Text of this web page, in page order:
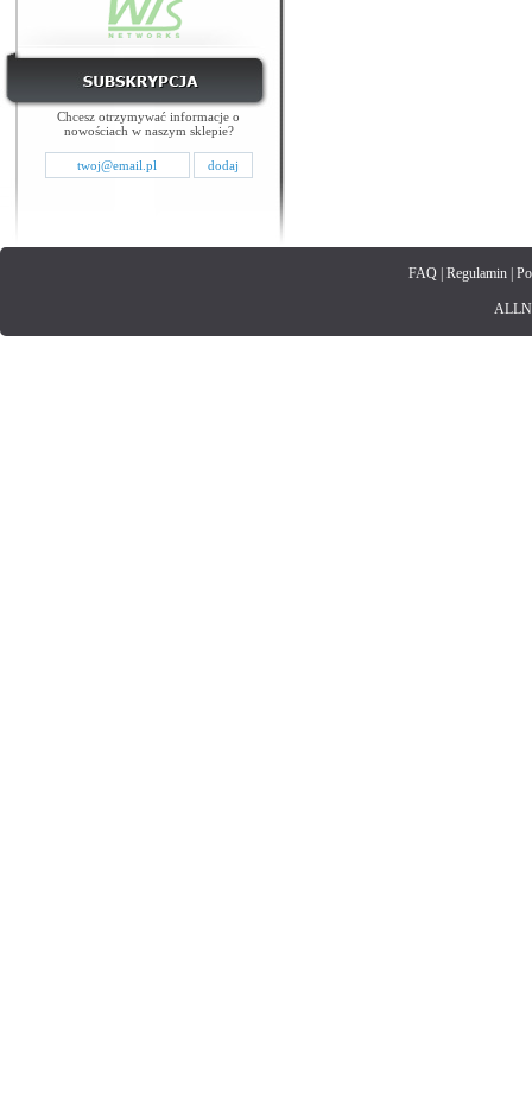
Chcesz otrzymywać informacje o
nowościach w naszym sklepie?
FAQ| Regulamin|